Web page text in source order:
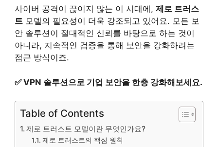
사이버 공격이 끊이지 않는 이 시대에, 제로 트러스
트 모델의 필요성이 더욱 강조되고 있어요. 모든 보
안 솔루션이 절대적인 신뢰를 바탕으로 하는 것이
아니라, 지속적인 검증을 통해 보안을 강화하려는
접근 방식이죠.
✅VPN 솔루션으로 기업 보안을 한층 강화해보세요.
Table of Contents
제로 트러스트 모델이란 무엇인가요?
제로 트러스트의 핵심 원칙